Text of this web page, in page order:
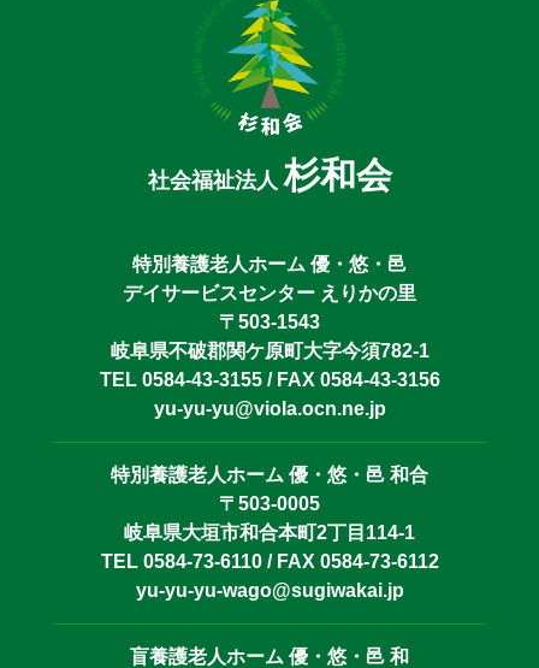
社会福祉法人杉和会
特別養護老人ホーム 優・悠・邑
デイサービスセンター えりかの里
〒503-1543
岐阜県不破郡関ケ原町大字今須782-1
TEL 0584-43-3155 / FAX 0584-43-3156
yu-yu-yu@viola.ocn.ne.jp
特別養護老人ホーム 優・悠・邑 和合
〒503-0005
岐阜県大垣市和合本町2丁目114-1
TEL 0584-73-6110 / FAX 0584-73-6112
yu-yu-yu-wago@sugiwakai.jp
盲養護老人ホーム 優・悠・邑 和